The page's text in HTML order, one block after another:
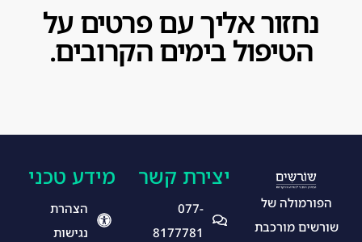
נחזור אליך עם פרטים על
הטיפול בימים הקרובים.
הפורמולה של
שורשים מורכבת
יצירת קשר
077-
8177781
מידע טכני
הצהרת
נגישות